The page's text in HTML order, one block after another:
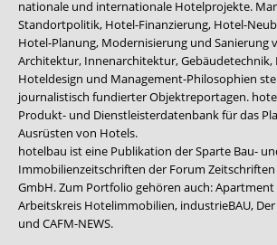
nationale und internationale Hotelprojekte.
Standortpolitik, Hotel-Finanzierung, Hotel-
Hotel-Planung, Modernisierung und Sanierung
Architektur, Innenarchitektur,
Hoteldesign und Management-Philosophien
journalistisch fundierter Objektreportagen.
Produkt- und Dienstleisterdatenbank für das
Ausrüsten von Hotels.
hotelbau ist eine Publikation der Sparte Bau-
Immobilienzeitschriften der Forum
GmbH. Zum Portfolio gehören auch:
Arbeitskreis Hotelimmobilien, industrieBAU,
und CAFM-NEWS.